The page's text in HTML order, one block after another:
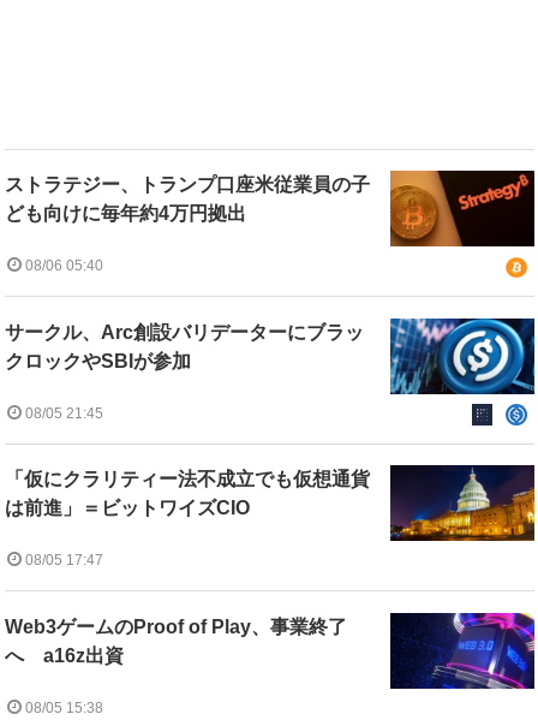
ストラテジー、トランプ口座米従業員の子
ども向けに毎年約4万円拠出
08/06 05:40
サークル、Arc創設バリデーターにブラッ
クロックやSBIが参加
08/05 21:45
「仮にクラリティー法不成立でも仮想通貨
は前進」＝ビットワイズCIO
08/05 17:47
Web3ゲームのProof of Play、事業終了
へ a16z出資
08/05 15:38